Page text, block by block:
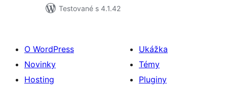
Testované s 4.1.42
O WordPress
Novinky
Hosting
Ukážka
Témy
Pluginy